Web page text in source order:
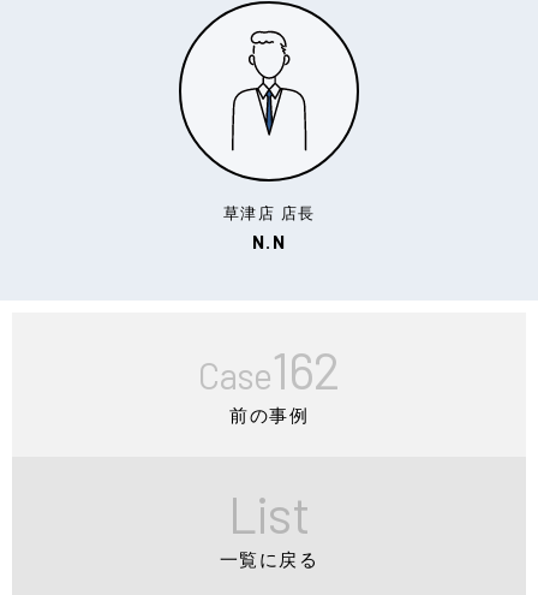
草津店 店長
N.N
Case162
前の事例
List
一覧に戻る